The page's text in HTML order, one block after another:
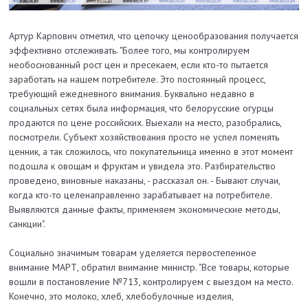
Артур Карпович отметил, что цепочку ценообразования получается
эффективно отслеживать. "Более того, мы контролируем
необоснованный рост цен и пресекаем, если кто-то пытается
заработать на нашем потребителе. Это постоянный процесс,
требующий ежедневного внимания. Буквально недавно в
социальных сетях была информация, что белорусские огурцы
продаются по цене российских. Выехали на место, разобрались,
посмотрели. Субъект хозяйствования просто не успел поменять
ценник, а так сложилось, что покупательница именно в этот момент
подошла к овощам и фруктам и увидела это. Разбирательство
проведено, виновные наказаны, - рассказал он. - Бывают случаи,
когда кто-то целенаправленно зарабатывает на потребителе.
Выявляются данные факты, применяем экономические методы,
санкции".
Социально значимым товарам уделяется первостепенное
внимание МАРТ, обратил внимание министр. "Все товары, которые
вошли в постановление №713, контролируем с выездом на место.
Конечно, это молоко, хлеб, хлебобулочные изделия,